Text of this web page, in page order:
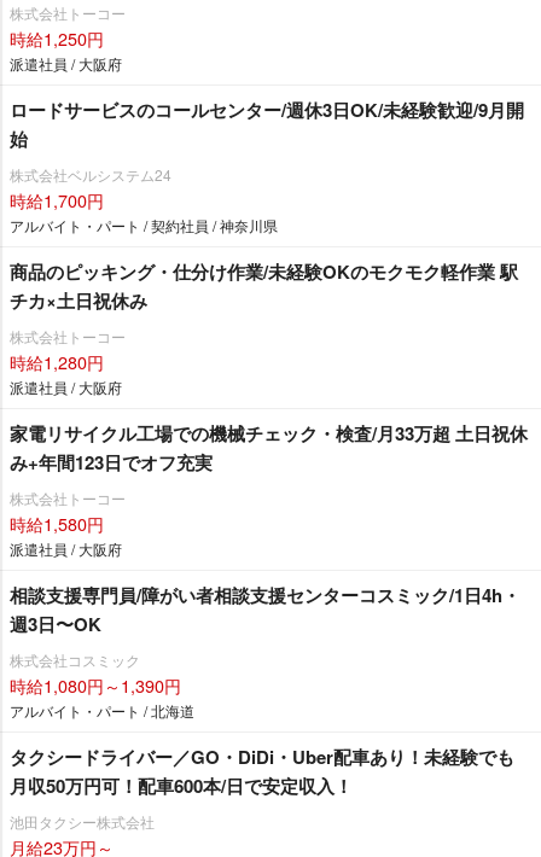
株式会社トーコー
時給1,250円
派遣社員 / 大阪府
ロードサービスのコールセンター/週休3日OK/未経験歓迎/9月開
始
株式会社ベルシステム24
時給1,700円
アルバイト・パート / 契約社員 / 神奈川県
商品のピッキング・仕分け作業/未経験OKのモクモク軽作業 駅
チカ×土日祝休み
株式会社トーコー
時給1,280円
派遣社員 / 大阪府
家電リサイクル工場での機械チェック・検査/月33万超 土日祝休
み+年間123日でオフ充実
株式会社トーコー
時給1,580円
派遣社員 / 大阪府
相談支援専門員/障がい者相談支援センターコスミック/1日4h・
週3日〜OK
株式会社コスミック
時給1,080円～1,390円
アルバイト・パート / 北海道
タクシードライバー／GO・DiDi・Uber配車あり！未経験でも
月収50万円可！配車600本/日で安定収入！
池田タクシー株式会社
月給23万円～